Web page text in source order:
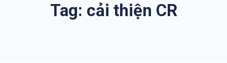
Tag: cải thiện CR